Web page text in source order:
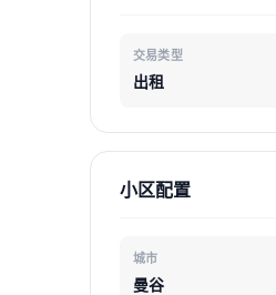
交易类型
出租
小区配置
城市
曼谷